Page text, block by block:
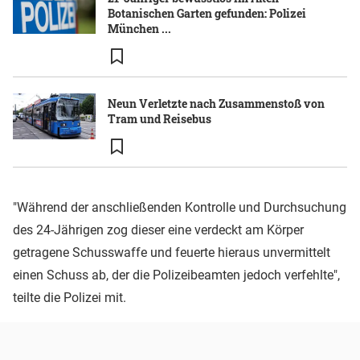
Botanischen Garten gefunden: Polizei
München ...
Neun Verletzte nach Zusammenstoß von
Tram und Reisebus
"Während der anschließenden Kontrolle und Durchsuchung
des 24-Jährigen zog dieser eine verdeckt am Körper
getragene Schusswaffe und feuerte hieraus unvermittelt
einen Schuss ab, der die Polizeibeamten jedoch verfehlte",
teilte die Polizei mit.